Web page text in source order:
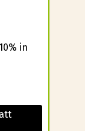
in